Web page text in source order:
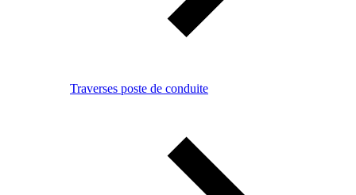
Traverses poste de conduite